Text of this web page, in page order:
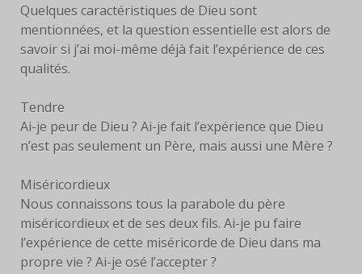
PHOTOS
CONTEMPORAINES
ANCIENNES PHOTOS
CONTACT
Quelques caractéristiques de Dieu sont
mentionnées, et la question essentielle est alors de
savoir si j’ai moi-même déjà fait l’expérience de ces
qualités.
Tendre
Ai-je peur de Dieu ? Ai-je fait l’expérience que Dieu
n’est pas seulement un Père, mais aussi une Mère ?
Miséricordieux
Nous connaissons tous la parabole du père
miséricordieux et de ses deux fils. Ai-je pu faire
l’expérience de cette miséricorde de Dieu dans ma
propre vie ? Ai-je osé l’accepter ?